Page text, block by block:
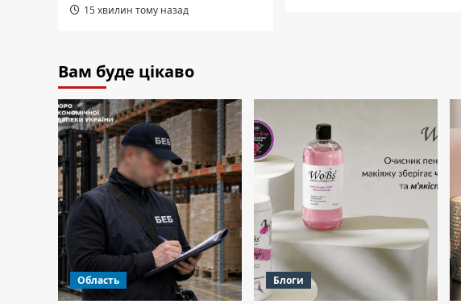
15 хвилин тому назад
Вам буде цікаво
Область Блоги